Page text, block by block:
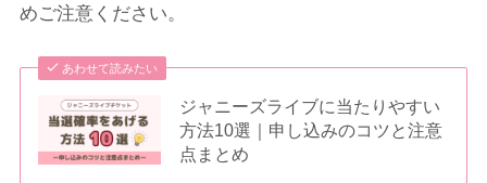
めご注意ください。
あわせて読みたい
ジャニーズライブに当たりやすい
方法10選｜申し込みのコツと注意
点まとめ